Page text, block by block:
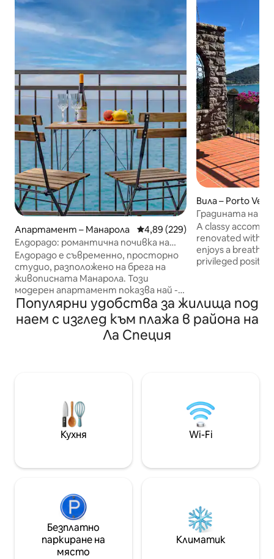
Апартамент – Манарола Средна оценка: 4,89 от 5,
4,89 (229)
Елдорадо: романтична почивка на
брега на морето
Елдорадо е съвременно, просторно
студио, разположено на брега на
живописната Манарола. Този
модерен апартамент показва най -
доброто от Чинкуе Тере: панорамна
гледка към морето, луксозни
удобства, разположен в
исторически квартал само на
по време на престоя си. С изобилна
естествена светлина и звуци от
морето, Елдорадо е идеалното
романтично място за почивка.
Вила – Porto
Градината на
A classy
renovated with a
enjoys a
privileged
offers all
quiet ideal for
Популярни удобства за жилища под
наем с изглед към плажа в района на
Ла Специя
Кухня Wi-Fi
Безплатно
паркиране на
място
Климатик